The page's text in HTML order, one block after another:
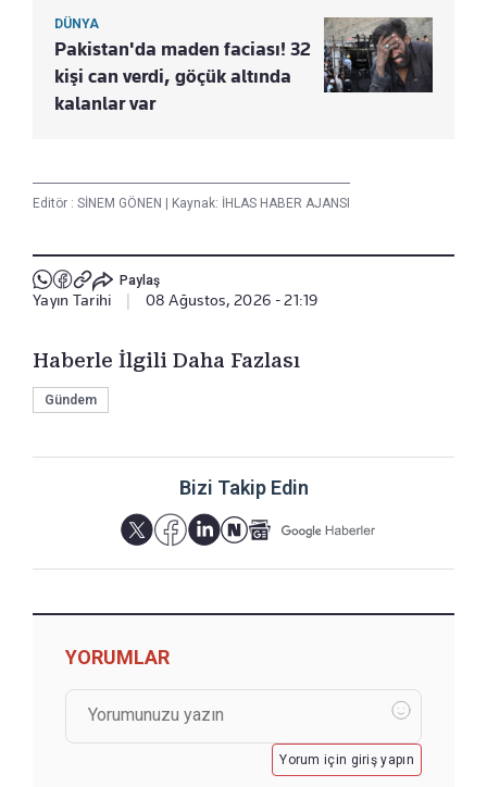
DÜNYA
Pakistan'da maden faciası! 32
kişi can verdi, göçük altında
kalanlar var
Editör : SİNEM GÖNEN Kaynak: İHLAS HABER AJANSI
Paylaş
Yayın Tarihi 08 Ağustos, 2026 - 21:19
Haberle İlgili Daha Fazlası
Gündem
Bizi Takip Edin
YORUMLAR
Yorum için giriş yapın